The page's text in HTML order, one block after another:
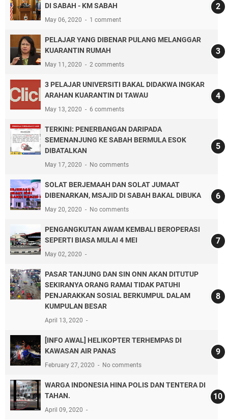
DI SABAH - KM SABAH
May 06, 2020 1 comment
PELAJAR YANG DIBENAR PULANG MELANGGAR
KUARANTIN RUMAH
May 11, 2020 2 comments
3 PELAJAR UNIVERSITI BAKAL DIDAKWA INGKAR
ARAHAN KUARANTIN DI TAWAU
May 13, 2020 6 comments
TERKINI: PENERBANGAN DARIPADA
SEMENANJUNG KE SABAH BERMULA ESOK
DIBATALKAN
May 17, 2020 No comments
SOLAT BERJEMAAH DAN SOLAT JUMAAT
DIBENARKAN, MSAJID DI SABAH BAKAL DIBUKA
May 20, 2020 No comments
PENGANGKUTAN AWAM KEMBALI BEROPERASI
SEPERTI BIASA MULAI 4 MEI
May 02, 2020
PASAR TANJUNG DAN SIN ONN AKAN DITUTUP
SEKIRANYA ORANG RAMAI TIDAK PATUHI
PENJARAKKAN SOSIAL BERKUMPUL DALAM
KUMPULAN BESAR
April 13, 2020
[INFO AWAL] HELIKOPTER TERHEMPAS DI
KAWASAN AIR PANAS
February 27, 2020 No comments
WARGA INDONESIA HINA POLIS DAN TENTERA DI
TAHAN.
April 09, 2020